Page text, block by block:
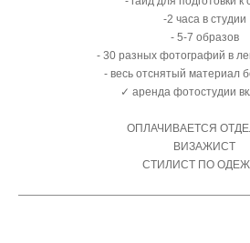
-2 часа в студии
- 5-7 образов
- 30 разных фотографий в
- весь отснятый материал
✓ аренда фотостудии
ОПЛАЧИВАЕТСЯ
ВИЗАЖИСТ
СТИЛИСТ ПО